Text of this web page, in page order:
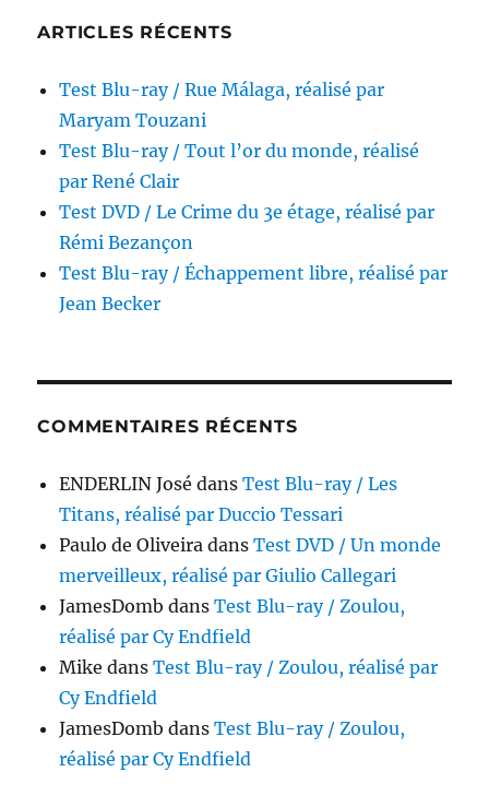
ARTICLES RÉCENTS
Test Blu-ray / Rue Málaga, réalisé par
Maryam Touzani
Test Blu-ray / Tout l’or du monde, réalisé
par René Clair
Test DVD / Le Crime du 3e étage, réalisé par
Rémi Bezançon
Test Blu-ray / Échappement libre, réalisé par
Jean Becker
COMMENTAIRES RÉCENTS
ENDERLIN José dansTest Blu-ray / Les
Titans, réalisé par Duccio Tessari
Paulo de Oliveira dansTest DVD / Un monde
merveilleux, réalisé par Giulio Callegari
JamesDomb dansTest Blu-ray / Zoulou,
réalisé par Cy Endfield
Mike dansTest Blu-ray / Zoulou, réalisé par
Cy Endfield
JamesDomb dansTest Blu-ray / Zoulou,
réalisé par Cy Endfield